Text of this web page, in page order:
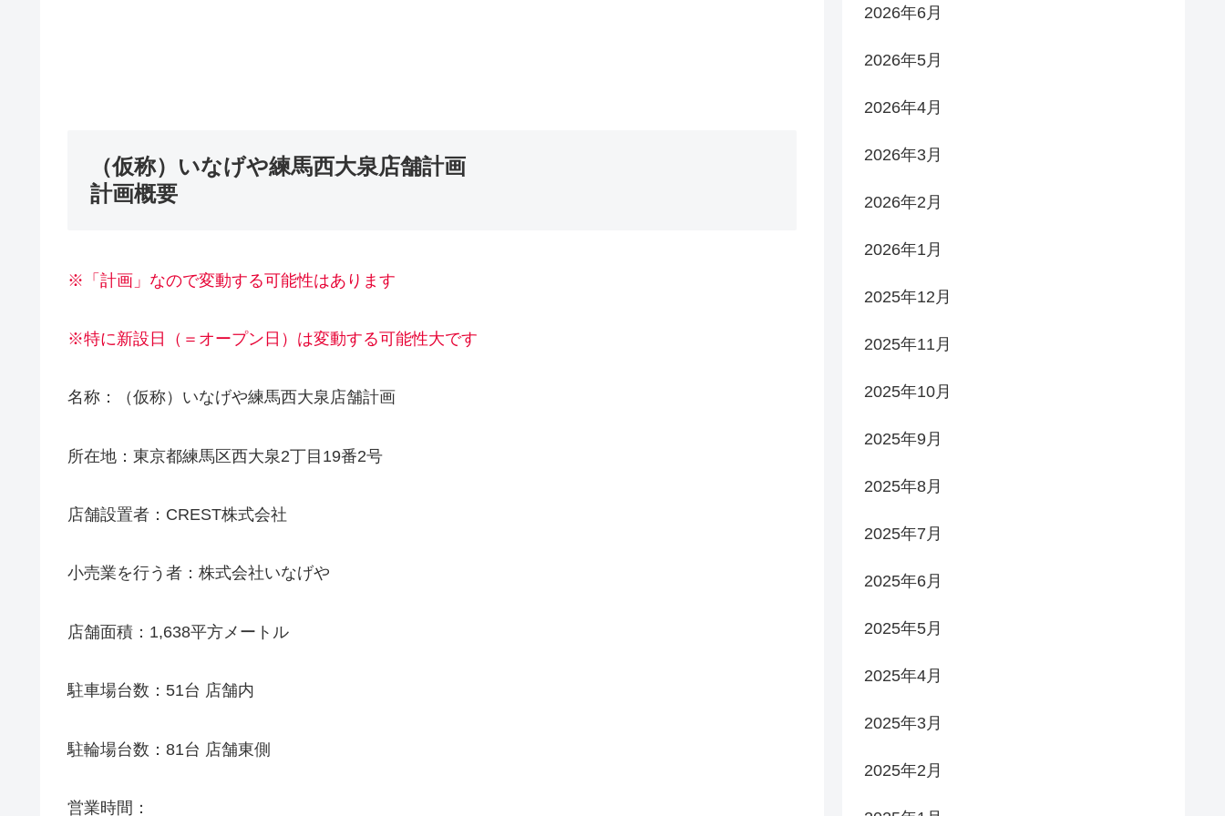
（仮称）いなげや練馬西大泉店舗計画
計画概要
※「計画」なので変動する可能性はあります
※特に新設日（＝オープン日）は変動する可能性大です
名称：（仮称）いなげや練馬西大泉店舗計画
所在地：東京都練馬区西大泉2丁目19番2号
店舗設置者：CREST株式会社
小売業を行う者：株式会社いなげや
店舗面積：1,638平方メートル
駐車場台数：51台 店舗内
駐輪場台数：81台 店舗東側
営業時間：
2026年6月
2026年5月
2026年4月
2026年3月
2026年2月
2026年1月
2025年12月
2025年11月
2025年10月
2025年9月
2025年8月
2025年7月
2025年6月
2025年5月
2025年4月
2025年3月
2025年2月